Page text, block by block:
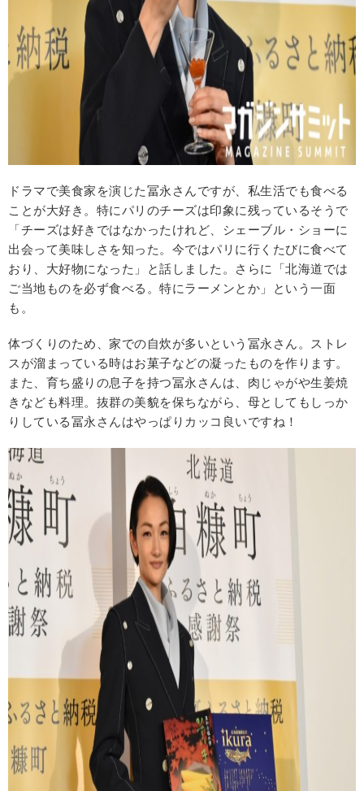
ドラマで美食家を演じた冨永さんですが、私生活でも食べる
ことが大好き。特にパリのチーズは印象に残っているそうで
「チーズは好きではなかったけれど、シェーブル・ショーに
出会って美味しさを知った。今ではパリに行くたびに食べて
おり、大好物になった」と話しました。さらに「北海道では
ご当地ものを必ず食べる。特にラーメンとか」という一面
も。
体づくりのため、家での自炊が多いという冨永さん。ストレ
スが溜まっている時はお菓子などの凝ったものを作ります。
また、育ち盛りの息子を持つ冨永さんは、肉じゃがや生姜焼
きなども料理。抜群の美貌を保ちながら、母としてもしっか
りしている冨永さんはやっぱりカッコ良いですね！